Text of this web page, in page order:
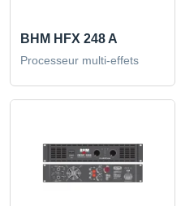
BHM HFX 248 A
Processeur multi-effets